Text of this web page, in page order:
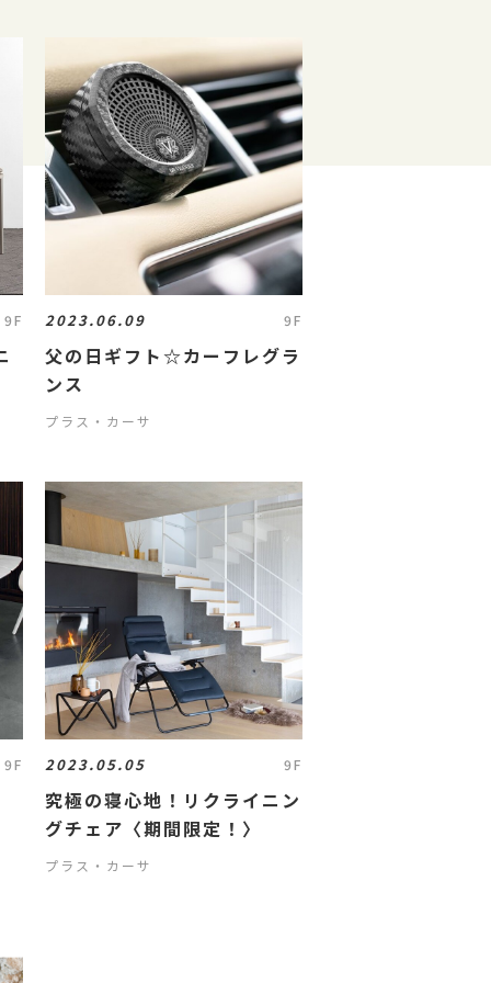
9F 2023.06.09 9F
父の日ギフト☆カーフレグラ
ンス
プラス・カーサ
9F 2023.05.05 9F
究極の寝心地！リクライニン
グチェア〈期間限定！〉
プラス・カーサ